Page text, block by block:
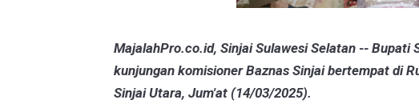
MajalahPro.co.id, Sinjai Sulawesi Selatan -- Bupati
kunjungan komisioner Baznas Sinjai bertempat di
Sinjai Utara, Jum'at (14/03/2025).